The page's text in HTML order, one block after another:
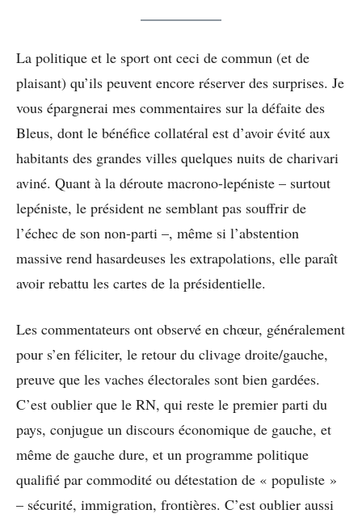
La politique et le sport ont ceci de commun (et de
plaisant) qu’ils peuvent encore réserver des surprises. Je
vous épargnerai mes commentaires sur la défaite des
Bleus, dont le bénéfice collatéral est d’avoir évité aux
habitants des grandes villes quelques nuits de charivari
aviné. Quant à la déroute macrono-lepéniste – surtout
lepéniste, le président ne semblant pas souffrir de
l’échec de son non-parti –, même si l’abstention
massive rend hasardeuses les extrapolations, elle paraît
avoir rebattu les cartes de la présidentielle.
Les commentateurs ont observé en chœur, généralement
pour s’en féliciter, le retour du clivage droite/gauche,
preuve que les vaches électorales sont bien gardées.
C’est oublier que le RN, qui reste le premier parti du
pays, conjugue un discours économique de gauche, et
même de gauche dure, et un programme politique
qualifié par commodité ou détestation de « populiste »
– sécurité, immigration, frontières. C’est oublier aussi